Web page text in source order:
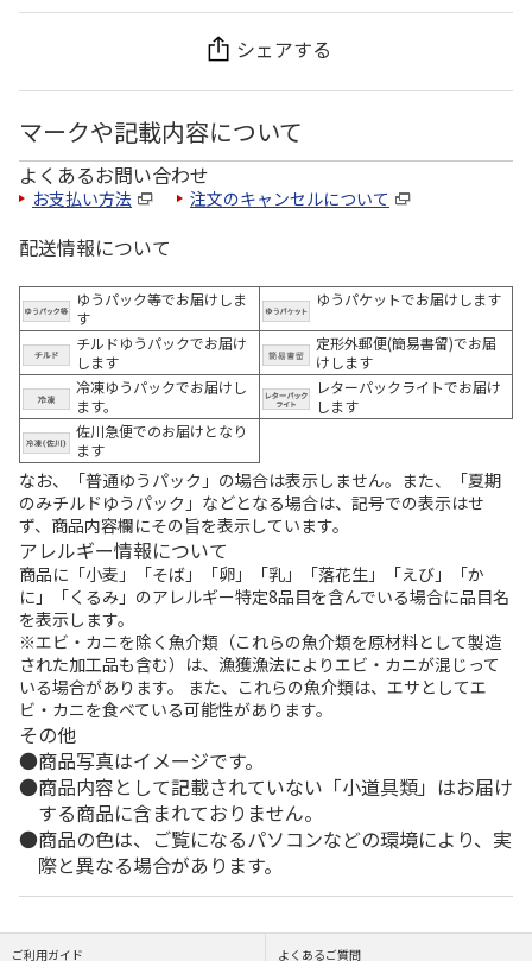
シェアする
マークや記載内容について
よくあるお問い合わせ
お支払い方法 注文のキャンセルについて
配送情報について
ゆうパック等でお届けしま
す
ゆうパケットでお届けします
チルドゆうパックでお届け
します
定形外郵便(簡易書留)でお届
けします
冷凍ゆうパックでお届けし
ます。
レターパックライトでお届け
します
佐川急便でのお届けとなり
ます
なお、「普通ゆうパック」の場合は表示しません。また、「夏期
のみチルドゆうパック」などとなる場合は、記号での表示はせ
ず、商品内容欄にその旨を表示しています。
アレルギー情報について
商品に「小麦」「そば」「卵」「乳」「落花生」「えび」「か
に」「くるみ」のアレルギー特定8品目を含んでいる場合に品目名
を表示します。
※エビ・カニを除く魚介類（これらの魚介類を原材料として製造
された加工品も含む）は、漁獲漁法によりエビ・カニが混じって
いる場合があります。 また、これらの魚介類は、エサとしてエ
ビ・カニを食べている可能性があります。
その他
商品写真はイメージです。
商品内容として記載されていない「小道具類」はお届け
する商品に含まれておりません。
商品の色は、ご覧になるパソコンなどの環境により、実
際と異なる場合があります。
ご利用ガイド よくあるご質問